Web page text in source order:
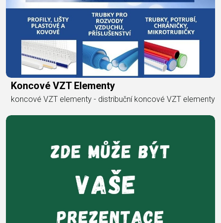
Koncové VZT Elementy
koncové VZT elementy - distribuční koncové VZT elementy